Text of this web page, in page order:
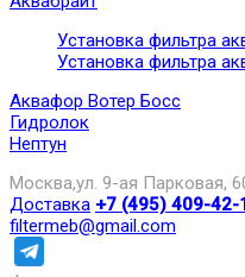
Установка фильтра
Установка фильтра
Аквафор Вотер Босс
Гидролок
Нептун
Москва,ул. 9-ая Парковая,
Доставка +7 (495) 409-42-
filtermeb@gmail.com